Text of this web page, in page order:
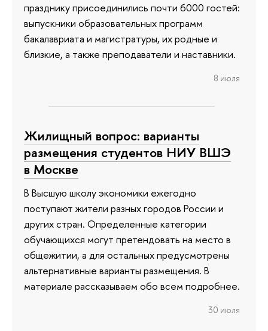
празднику присоединились почти 6000 гостей:
выпускники образовательных программ
бакалавриата и магистратуры, их родные и
близкие, а также преподаватели и наставники.
8 июля
Жилищный вопрос: варианты
размещения студентов НИУ ВШЭ
в Москве
В Высшую школу экономики ежегодно
поступают жители разных городов России и
других стран. Определенные категории
обучающихся могут претендовать на место в
общежитии, а для остальных предусмотрены
альтернативные варианты размещения. В
материале рассказываем обо всем подробнее.
30 июля